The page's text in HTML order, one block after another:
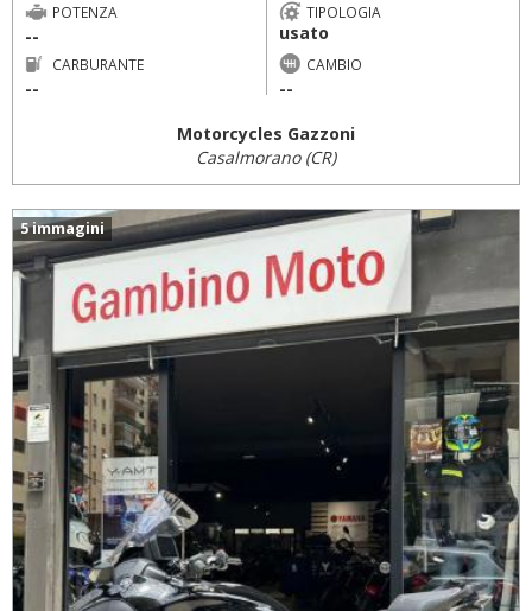
POTENZA
--
TIPOLOGIA
usato
CARBURANTE
--
CAMBIO
--
Motorcycles Gazzoni
Casalmorano (CR)
5 immagini